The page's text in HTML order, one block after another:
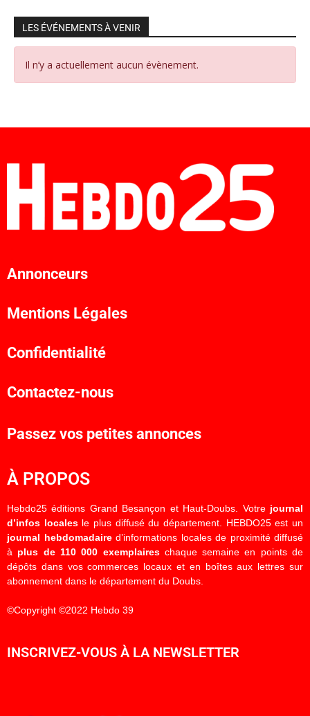
LES ÉVÉNEMENTS À VENIR
Il n’y a actuellement aucun évènement.
Annonceurs
Mentions Légales
Confidentialité
Contactez-nous
Passez vos petites annonces
À PROPOS
Hebdo25 éditions Grand Besançon et Haut-Doubs. Votre journal
d’infos localesle plus diffusé du département. HEBDO25 est un
journal hebdomadaired’informations locales de proximité diffusé
à plus de 110 000 exemplaireschaque semaine en points de
dépôts dans vos commerces locaux et en boîtes aux lettres sur
abonnement dans le département du Doubs.
©Copyright ©2022 Hebdo 39
INSCRIVEZ-VOUS À LA NEWSLETTER